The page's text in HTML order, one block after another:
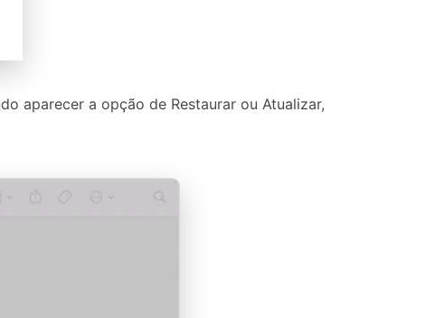
aparecer a opção de Restaurar ou Atualizar,